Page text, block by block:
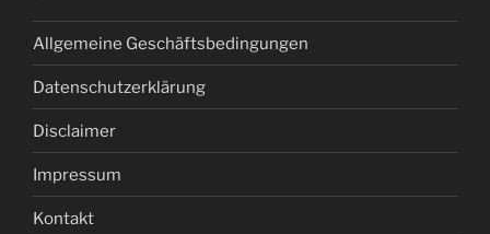
Allgemeine Geschäftsbedingungen
Datenschutzerklärung
Disclaimer
Impressum
Kontakt